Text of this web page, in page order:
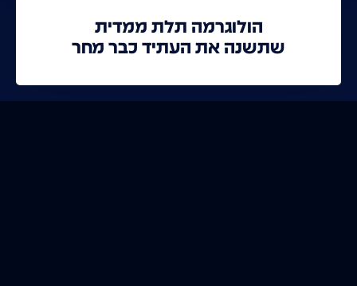
הולוגרמה תלת ממדית
שתשנה את העתיד כבר מחר